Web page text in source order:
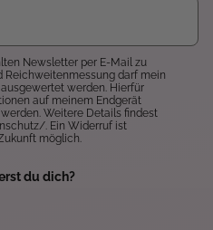
Newsletter per E-Mail zu
Reichweitenmessung darf mein
werden. Hierfür
auf meinem Endgerät
Weitere Details findest
. Ein Widerruf ist
möglich.
du dich?